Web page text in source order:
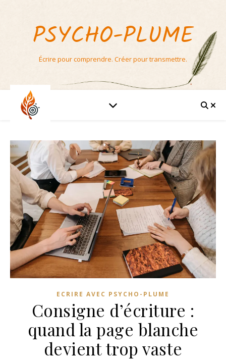
PSYCHO-PLUME
Écrire pour comprendre. Créer pour transmettre.
ECRIRE AVEC PSYCHO-PLUME
Consigne d’écriture :
quand la page blanche
devient trop vaste